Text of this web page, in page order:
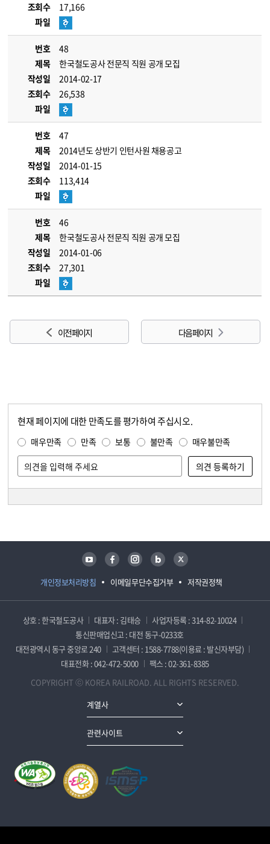
조회수
17,166
파일
번호
48
제목
한국철도공사 전문직 직원 공개 모집
작성일
2014-02-17
조회수
26,538
파일
번호
47
제목
2014년도 상반기 인턴사원 채용공고
작성일
2014-01-15
조회수
113,414
파일
번호
46
제목
한국철도공사 전문직 직원 공개 모집
작성일
2014-01-06
조회수
27,301
파일
이전 페이지 다음 페이지
현재 페이지에 대한 만족도를 평가하여 주십시오.
매우만족 만족 보통 불만족 매우불만족
개인정보처리방침 이메일무단수집거부 저작권정책
유튜브 페이스북 인스타그램 블로그 트위터
상호 : 한국철도공사 대표자 : 김태승
사업자등록 : 314-82-10024
통신판매업신고 : 대전 동구-0233호
대전광역시 동구 중앙로 240
고객센터 : 1588-7788(이용료 : 발신자부담)
대표전화 : 042-472-5000
팩스 : 02-361-8385
COPYRIGHT ⓒ KOREA RAILROAD. ALL RIGHTS RESERVED.
계열사
관련사이트